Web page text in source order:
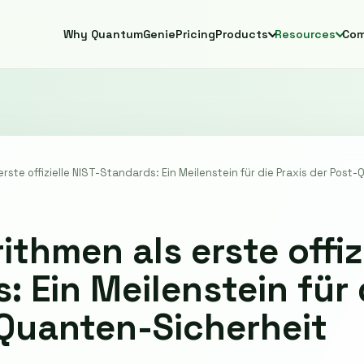
Why QuantumGeniePricingProducts Resources
offizielle NIST-Standards: Ein Meilenstein für die Praxis der
als erste
Ein Meilenstein für
Sicherheit